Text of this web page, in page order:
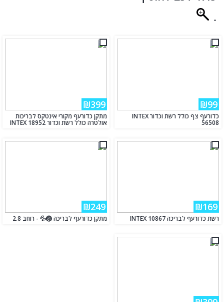
-
₪99
כדורעף צף כולל רשת וכדור INTEX
56508
₪399
מתקן כדורעף מקורי אינטקס לבריכות
אולטרה כולל רשת וכדור INTEX 18952
₪169
רשת כדורעף לבריכה INTEX 10867
₪249
מתקן כדורעף לבריכה 🏐💦 - רוחב 2.8